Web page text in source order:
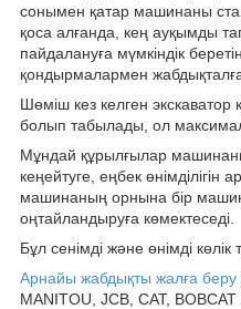
сонымен қатар машинаны
қоса алғанда, кең ауқымды
пайдалануға мүмкіндік
қондырмалармен
Шөміш кез келген экскаватор
болып табылады, ол
Мұндай құрылғылар
кеңейтуге, еңбек өнімділігін
машинаның орнына бір
оңтайландыруға көмектеседі.
Бұл сенімді және өнімді көлік
Арнайы жабдықты жалға беру
MANITOU, JCB, CAT, BOBCAT